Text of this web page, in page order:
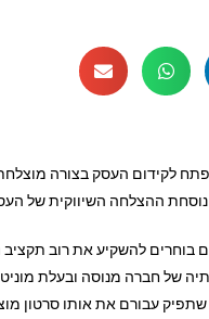
לקידום העסק בצורה
ההצלחה השיווקית של
בוחרים להשקיע את רוב תקציב
של חברה מנוסה ובעלת
עבורם את אותו סרטון